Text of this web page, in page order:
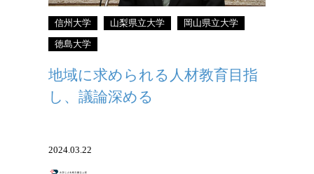
信州大学 山梨県立大学 岡山県立大学
徳島大学
地域に求められる人材教育目指
し、議論深める
2024.03.22